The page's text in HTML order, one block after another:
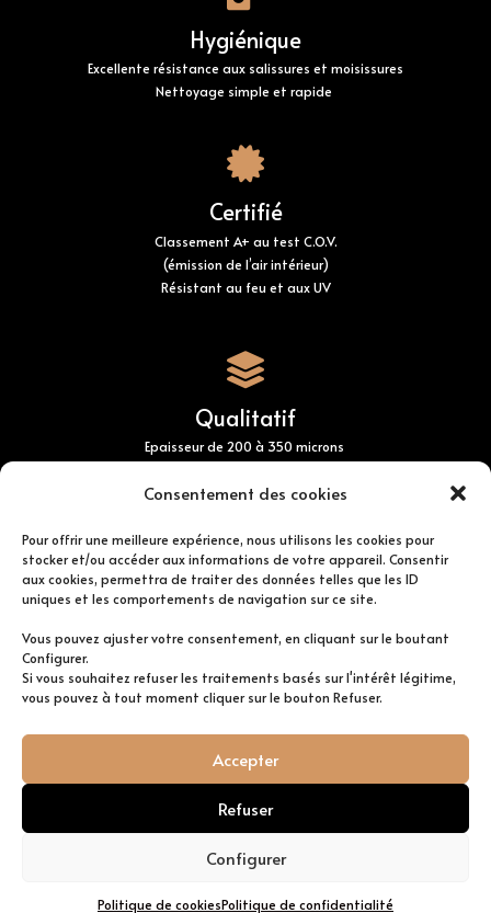
Consentement des cookies
Pour offrir une meilleure expérience, nous utilisons les cookies pour
stocker et/ou accéder aux informations de votre appareil. Consentir
aux cookies, permettra de traiter des données telles que les ID
uniques et les comportements de navigation sur ce site.
Vous pouvez ajuster votre consentement, en cliquant sur le boutant
Configurer.
Si vous souhaitez refuser les traitements basés sur l'intérêt légitime,
vous pouvez à tout moment cliquer sur le bouton Refuser.
Accepter
Refuser
Configurer
Politique de cookiesPolitique de confidentialité
Hygiénique
Excellente résistance aux salissures et moisissures
Nettoyage simple et rapide
Certifié
Classement A+ au test C.O.V.
(émission de l’air intérieur)
Résistant au feu et aux UV
Qualitatif
Epaisseur de 200 à 350 microns
Thermo-formable
Épouse toute forme de support
Copyright - WordPress Theme by OceanWP